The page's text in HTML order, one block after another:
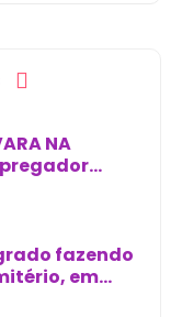
NA
pregador
conjugal
fazendo
em